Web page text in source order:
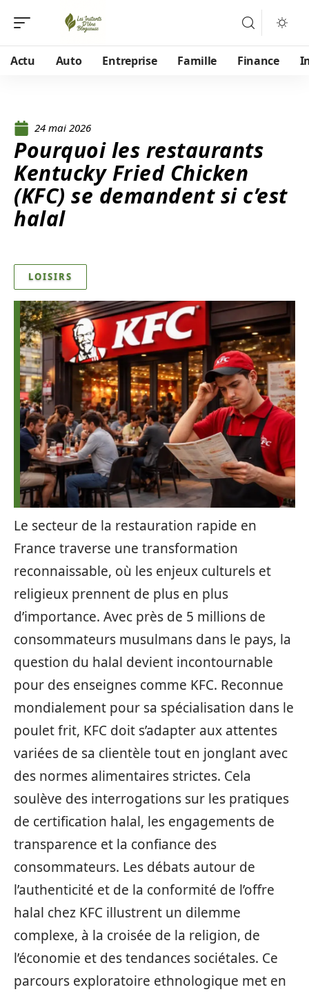
Actu Auto Entreprise Famille Finance
24 mai 2026
Pourquoi les restaurants
Kentucky Fried Chicken
(KFC) se demandent si c’est
halal
LOISIRS
Le secteur de la restauration rapide en
France traverse une transformation
reconnaissable, où les enjeux culturels et
religieux prennent de plus en plus
d’importance. Avec près de 5 millions de
consommateurs musulmans dans le pays, la
question du halal devient incontournable
pour des enseignes comme KFC. Reconnue
mondialement pour sa spécialisation dans le
poulet frit, KFC doit s’adapter aux attentes
variées de sa clientèle tout en jonglant avec
des normes alimentaires strictes. Cela
soulève des interrogations sur les pratiques
de certification halal, les engagements de
transparence et la confiance des
consommateurs. Les débats autour de
l’authenticité et de la conformité de l’offre
halal chez KFC illustrent un dilemme
complexe, à la croisée de la religion, de
l’économie et des tendances sociétales. Ce
parcours exploratoire ethnologique met en